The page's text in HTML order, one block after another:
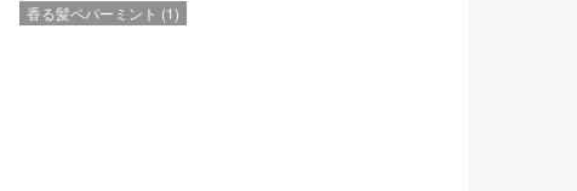
香る髪ペパーミント (1)